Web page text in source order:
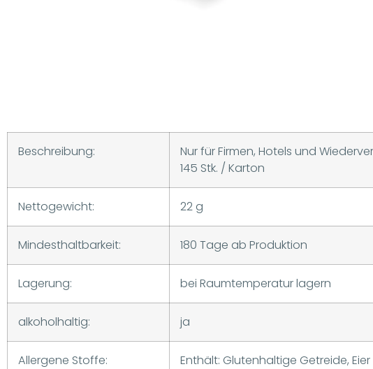
Beschreibung:
Nur für Firmen, Hotels und
145 Stk. / Karton
Nettogewicht: 22 g
Mindesthaltbarkeit: 180 Tage ab Produktion
Lagerung: bei Raumtemperatur lagern
alkoholhaltig: ja
Allergene Stoffe:
Enthält: Glutenhaltige Getreide,